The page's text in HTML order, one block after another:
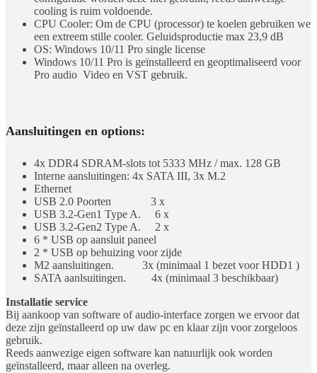
cooling is ruim voldoende.
CPU Cooler: Om de CPU (processor) te koelen gebruiken we
een extreem stille cooler. Geluidsproductie max 23,9 dB
OS: Windows 10/11 Pro single license
Windows 10/11 Pro is geïnstalleerd en geoptimaliseerd voor
Pro audio Video en VST gebruik.
Aansluitingen en options:
4x DDR4 SDRAM-slots tot 5333 MHz / max. 128 GB
Interne aansluitingen: 4x SATA III, 3x M.2
Ethernet
USB 2.0 Poorten 3 x
USB 3.2-Gen1 Type A. 6 x
USB 3.2-Gen2 Type A. 2 x
6 * USB op aansluit paneel
2 * USB op behuizing voor zijde
M2 aansluitingen. 3x (minimaal 1 bezet voor HDD1 )
SATA aanlsuitingen. 4x (minimaal 3 beschikbaar)
Installatie service
Bij aankoop van software of audio-interface zorgen we ervoor dat
deze zijn geïnstalleerd op uw daw pc en klaar zijn voor zorgeloos
gebruik.
Reeds aanwezige eigen software kan natuurlijk ook worden
geïnstalleerd, maar alleen na overleg.